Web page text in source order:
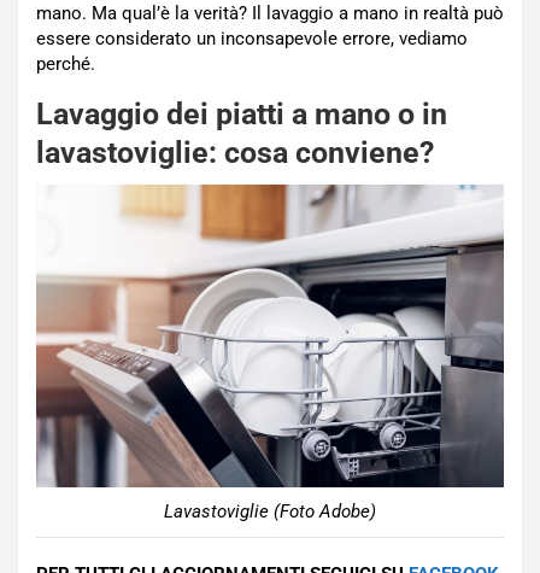
mano. Ma qual’è la verità? Il lavaggio a mano in realtà può
essere considerato un inconsapevole errore, vediamo
perché.
Lavaggio dei piatti a mano o in
lavastoviglie: cosa conviene?
Lavastoviglie (Foto Adobe)